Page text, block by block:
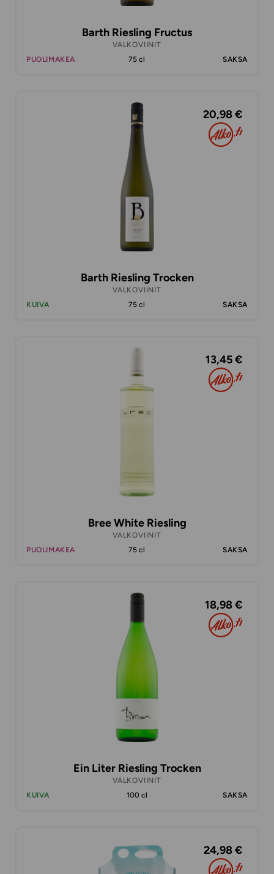
Barth Riesling Fructus
VALKOVIINIT
PUOLIMAKEA
75 cl SAKSA
20,98 €
Barth Riesling Trocken
VALKOVIINIT
KUIVA
75 cl SAKSA
13,45 €
Bree White Riesling
VALKOVIINIT
PUOLIMAKEA
75 cl SAKSA
18,98 €
Ein Liter Riesling Trocken
VALKOVIINIT
KUIVA
100 cl SAKSA
24,98 €